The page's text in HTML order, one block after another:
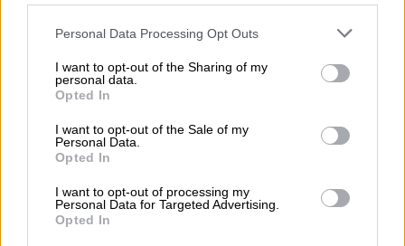
Please note that this website/app uses one or more Google
not limited to your visit or usage behaviour. You may click to
grant or deny consent to Google and its third-party tags to
use your data for below specified purposes in below Google
consent section.
Personal Data Processing Opt Outs
I want to opt-out of the Sharing of my
personal data.
Opted In
I want to opt-out of the Sale of my
Personal Data.
Opted In
I want to opt-out of processing my
Personal Data for Targeted Advertising.
Opted In
Εκκλησία|05.03.2020 12:26